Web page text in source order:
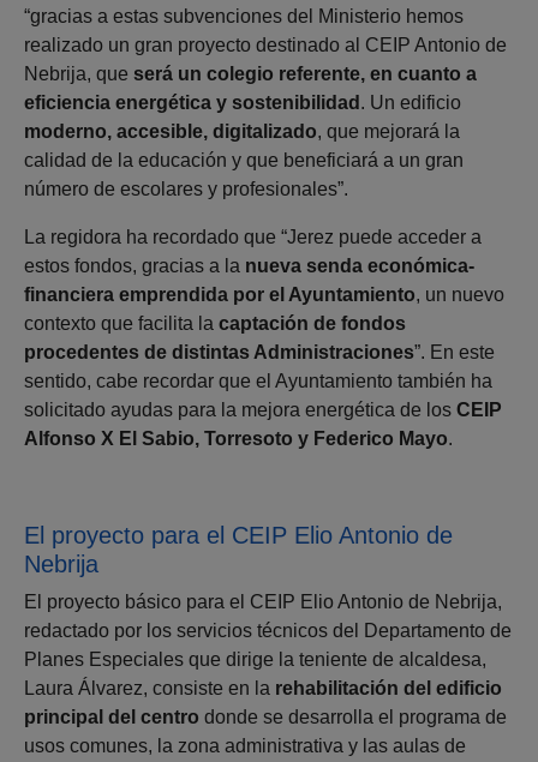
“gracias a estas subvenciones del Ministerio hemos
realizado un gran proyecto destinado al CEIP Antonio de
Nebrija, que será un colegio referente, en cuanto a
eficiencia energética y sostenibilidad . Un edificio
moderno, accesible, digitalizado, que mejorará la
calidad de la educación y que beneficiará a un gran
número de escolares y profesionales”.
La regidora ha recordado que “Jerez puede acceder a
estos fondos, gracias a la nueva senda económica-
financiera emprendida por el Ayuntamiento, un nuevo
contexto que facilita la captación de fondos
procedentes de distintas Administraciones”. En este
sentido, cabe recordar que el Ayuntamiento también ha
solicitado ayudas para la mejora energética de los CEIP
Alfonso X El Sabio, Torresoto y Federico Mayo.
El proyecto para el CEIP Elio Antonio de
Nebrija
El proyecto básico para el CEIP Elio Antonio de Nebrija,
redactado por los servicios técnicos del Departamento de
Planes Especiales que dirige la teniente de alcaldesa,
Laura Álvarez, consiste en la rehabilitación del edificio
principal del centro donde se desarrolla el programa de
usos comunes, la zona administrativa y las aulas de